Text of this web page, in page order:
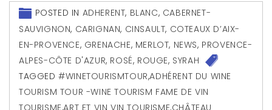
POSTED IN ADHERENT, BLANC, CABERNET-
SAUVIGNON, CARIGNAN, CINSAULT, COTEAUX D’AIX-
EN-PROVENCE, GRENACHE, MERLOT, NEWS, PROVENCE-
ALPES-CÔTE D'AZUR, ROSÉ, ROUGE, SYRAH
TAGGED#WINETOURISMTOUR,ADHÉRENT DU WINE
TOURISM TOUR -WINE TOURISM FAME DE VIN